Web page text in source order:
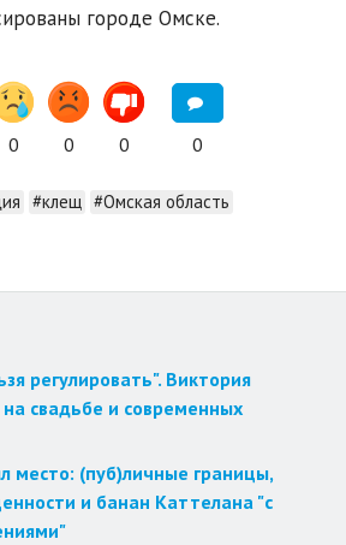
городе Омске.
0 0 0 0
#клещ #Омская область
регулировать". Виктория
свадьбе и современных
место: (пуб)личные границы,
и банан Каттелана "с